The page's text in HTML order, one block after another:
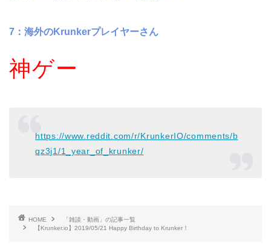
7：海外のKrunkerプレイヤーさん
神ゲー
https://www.reddit.com/r/KrunkerIO/comments/b
qz3j1/1_year_of_krunker/
HOME
「雑談・動画」の記事一覧
【Krunker.io】2019/05/21 Happy Birthday to Krunker！